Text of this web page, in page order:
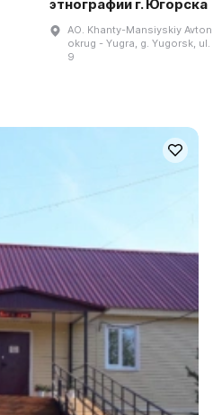
этнографии г. Югорска
AO. Khanty-Mansiyskiy
okrug - Yugra, g. Yugorsk, ul.
9